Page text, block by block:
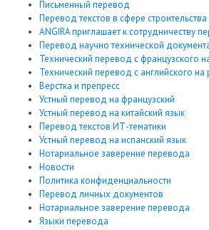
Письменный перевод
Перевод текстов в сфере строительства
ANGIRA приглашает к сотрудничеству
Перевод научно технической
Технический перевод с французского
Технический перевод с английского на
Верстка и препресс
Устный перевод на французский
Устный перевод на китайский язык
Перевод текстов ИТ-тематики
Устный перевод на испанский язык
Нотариальное заверение перевода
Новости
Политика конфиденциальности
Перевод личных документов
Нотариальное заверение перевода
Языки перевода